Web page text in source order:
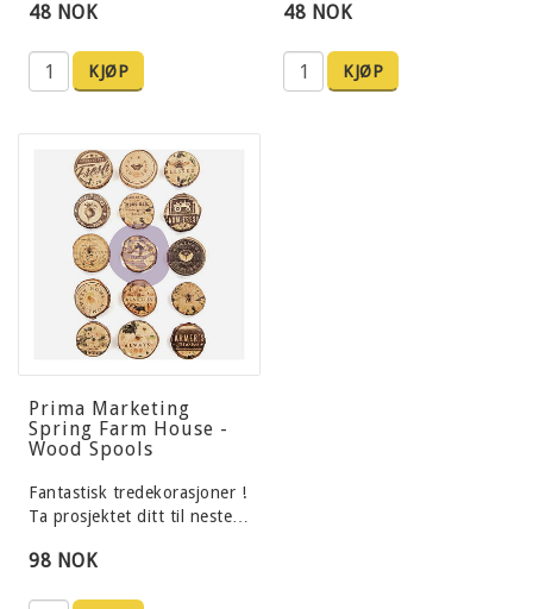
48 NOK
KJØP
48 NOK
KJØP
Prima Marketing
Spring Farm House -
Wood Spools
Fantastisk tredekorasjoner !
Ta prosjektet ditt til neste…
98 NOK